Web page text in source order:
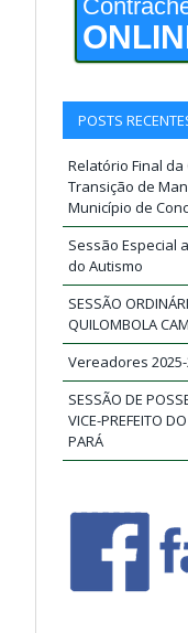
POSTS
Relatório Final
Transição de
Município de
Sessão Especial
do Autismo
SESSÃO
QUILOMBOLA
Vereadores
SESSÃO DE
VICE-PREFEITO
PARÁ